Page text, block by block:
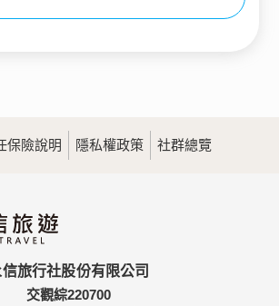
保險說明 隱私權政策 社群總覽
信旅行社股份有限公司
交觀綜220700